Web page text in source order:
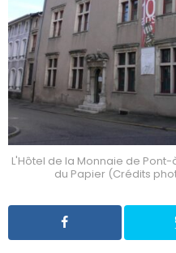
L'Hôtel de la Monnaie de
du Papier (Crédits